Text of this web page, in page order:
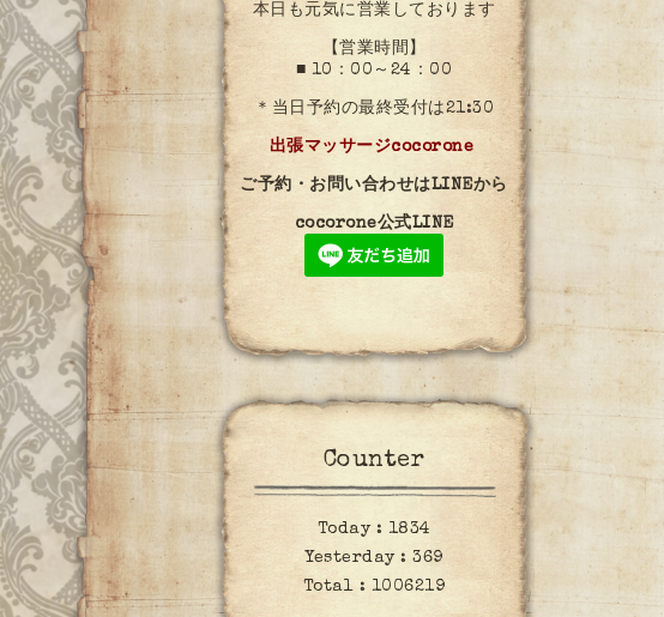
本日も元気に営業しております
【営業時間】
■ 10：00～24：00
＊当日予約の最終受付は21:30
出張マッサージcocorone
ご予約・お問い合わせはLINEから
cocorone公式LINE
Counter
Today : 1834
Yesterday :369
Total : 1006219